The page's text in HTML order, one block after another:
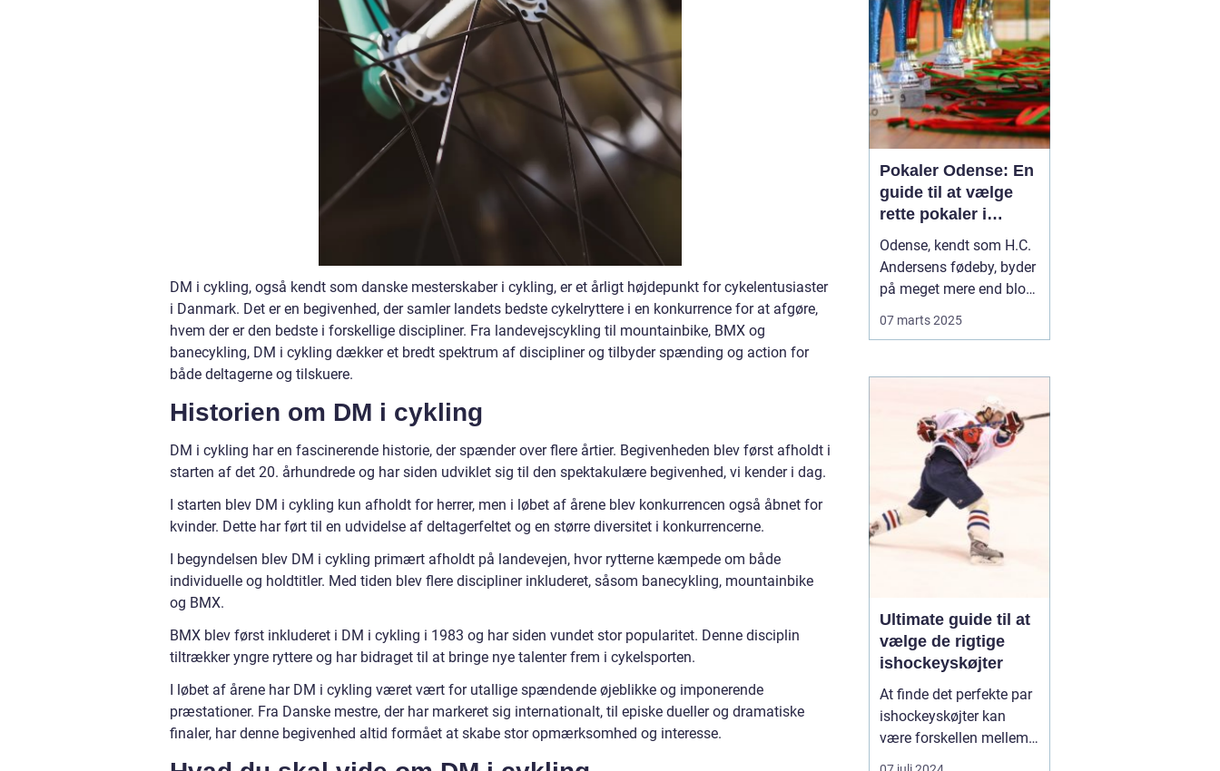
DM i cykling, også kendt som danske mesterskaber i cykling, er et årligt højdepunkt for cykelentusiaster
i Danmark. Det er en begivenhed, der samler landets bedste cykelryttere i en konkurrence for at afgøre,
hvem der er den bedste i forskellige discipliner. Fra landevejscykling til mountainbike, BMX og
banecykling, DM i cykling dækker et bredt spektrum af discipliner og tilbyder spænding og action for
både deltagerne og tilskuere.
Historien om DM i cykling
DM i cykling har en fascinerende historie, der spænder over flere årtier. Begivenheden blev først afholdt i
starten af det 20. århundrede og har siden udviklet sig til den spektakulære begivenhed, vi kender i dag.
I starten blev DM i cykling kun afholdt for herrer, men i løbet af årene blev konkurrencen også åbnet for
kvinder. Dette har ført til en udvidelse af deltagerfeltet og en større diversitet i konkurrencerne.
I begyndelsen blev DM i cykling primært afholdt på landevejen, hvor rytterne kæmpede om både
individuelle og holdtitler. Med tiden blev flere discipliner inkluderet, såsom banecykling, mountainbike
og BMX.
BMX blev først inkluderet i DM i cykling i 1983 og har siden vundet stor popularitet. Denne disciplin
tiltrækker yngre ryttere og har bidraget til at bringe nye talenter frem i cykelsporten.
I løbet af årene har DM i cykling været vært for utallige spændende øjeblikke og imponerende
præstationer. Fra Danske mestre, der har markeret sig internationalt, til episke dueller og dramatiske
finaler, har denne begivenhed altid formået at skabe stor opmærksomhed og interesse.
enhver smag. For dem,
der leder ...
Pokaler Odense: En
guide til at vælge
rette pokaler i
Odense
Odense, kendt som H.C.
Andersens fødeby, byder
på meget mere end blot
alt fra lokale
eftermiddagshygge på
badmintonbanen fejres
07 marts 2025
Ultimate guide til at
vælge de rigtige
ishockeyskøjter
At finde det perfekte par
ishockeyskøjter kan
være forskellen mellem
at føle sig flydende på